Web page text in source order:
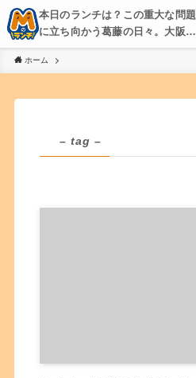
本日のランチは？この重大な問題
に立ち向かう葛藤の日々。大阪・
京都・神戸を中心とした食べ歩
き、飲み歩きを綴る。
ホーム
– tag –